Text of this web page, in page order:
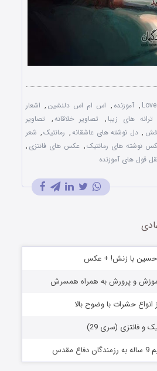
, آموزنده , اس ام اس دلنشین , اشعار
ترانه های زیبا , تصاویر خلاقانه,
تصاویر
, دل نوشته های عاشقانه, رمانتیک, شعر
نوشته های رمانتیک, عکس های فانتزی ,
قول های آموزنده
حسین با زنش! + عکس
و پرورش به همراه همسرش
انواع حشرات با وضوح بالا
و فانتزی (سری 29)